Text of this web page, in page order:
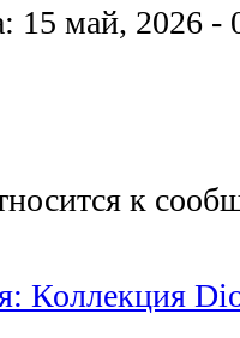
15 май, 2026 -
к
Коллекция